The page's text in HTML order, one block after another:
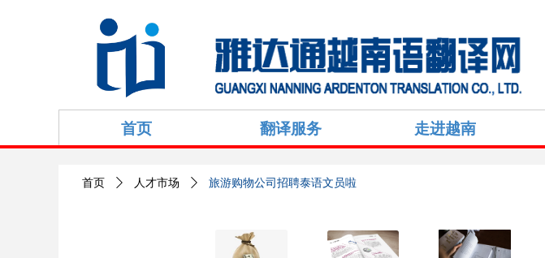
首页 翻译服务 走进越南
首页 ꄲ 人才市场 ꄲ 旅游购物公司招聘泰语文员啦